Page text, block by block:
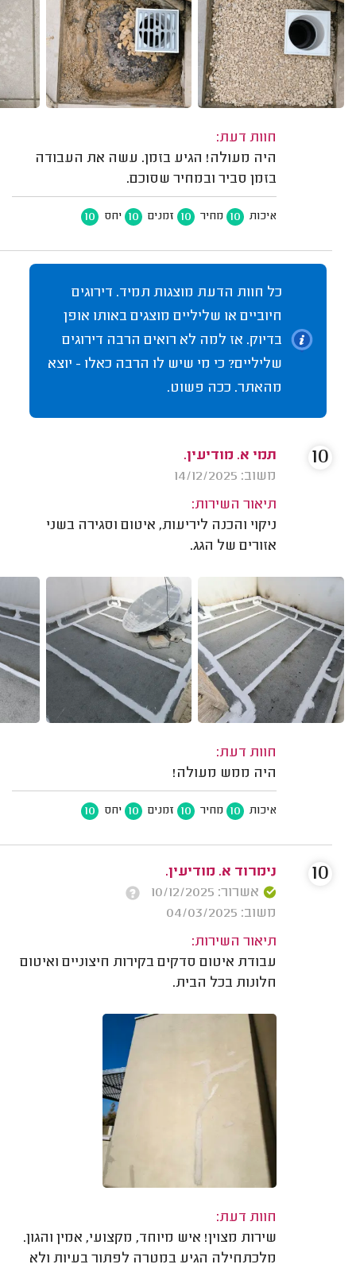
חוות דעת:
היה מעולה! הגיע בזמן. עשה את העבודה
בזמן סביר ובמחיר שסוכם.
איכות 10 מחיר 10 זמנים 10 יחס 10
כל חוות הדעת מוצגות תמיד. דירוגים
חיוביים או שליליים מוצגים באותו אופן
בדיוק. אז למה לא רואים הרבה דירוגים
שליליים? כי מי שיש לו הרבה כאלו - יוצא
מהאתר. ככה פשוט.
תמי א. מודיעין.
משוב: 14/12/2025
תיאור השירות:
ניקוי והכנה ליריעות, איטום וסגירה בשני
אזורים של הגג.
חוות דעת:
היה ממש מעולה!
איכות 10 מחיר 10 זמנים 10 יחס 10
10
נימרוד א. מודיעין.
אשרור: 10/12/2025
משוב: 04/03/2025
תיאור השירות:
עבודת איטום סדקים בקירות חיצוניים ואיטום
חלונות בכל הבית.
חוות דעת:
שירות מצוין! איש מיוחד, מקצועי, אמין והגון.
מלכתחילה הגיע במטרה לפתור בעיות ולא
10